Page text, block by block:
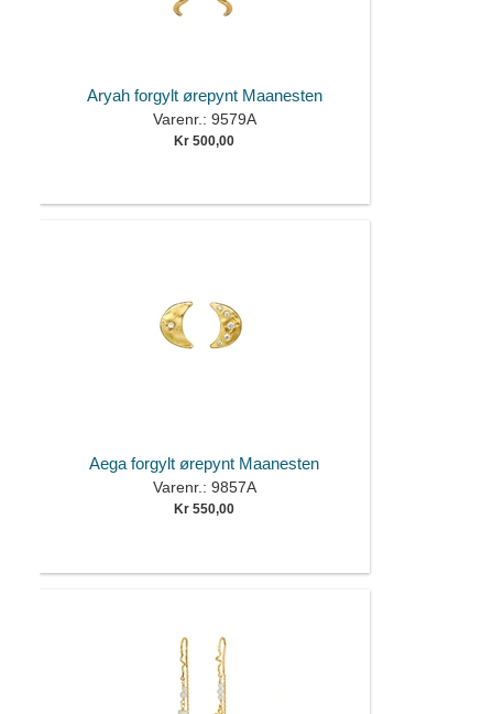
Aryah forgylt ørepynt Maanesten
Varenr.: 9579A
Kr 500,00
Aega forgylt ørepynt Maanesten
Varenr.: 9857A
Kr 550,00